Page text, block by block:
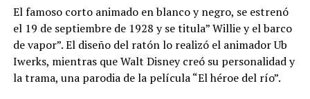
El famoso corto animado en blanco y negro, se estrenó
el 19 de septiembre de 1928 y se titula” Willie y el barco
de vapor”. El diseño del ratón lo realizó el animador Ub
Iwerks, mientras que Walt Disney creó su personalidad y
la trama, una parodia de la película “El héroe del río”.